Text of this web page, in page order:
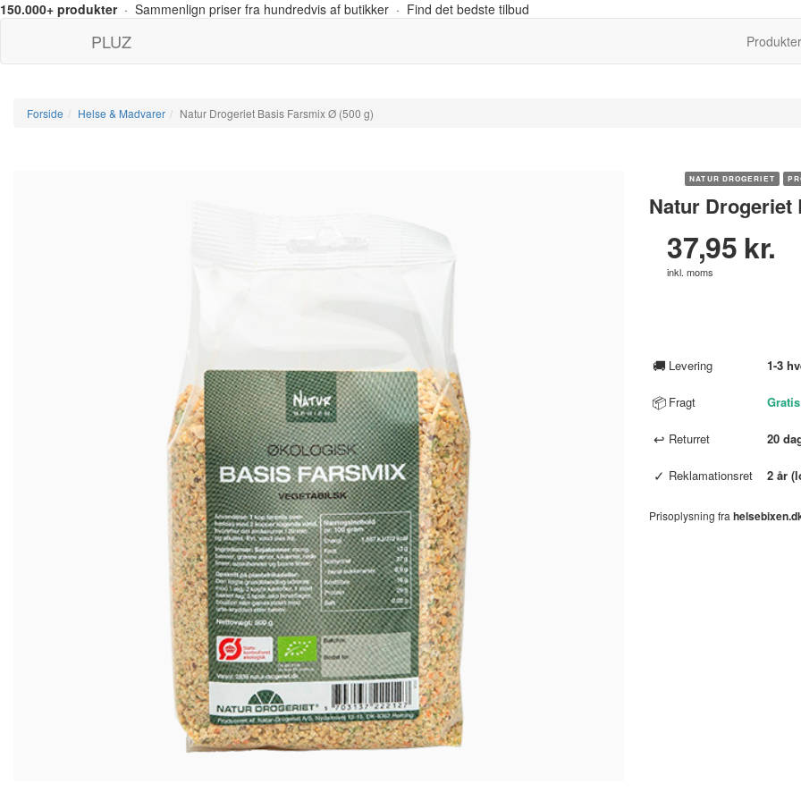
150.000+ produkter· Sammenlign priser fra hundredvis af butikker · Find det bedste tilbud
PLUZ Produkter
Forside Helse & Madvarer Natur Drogeriet Basis Farsmix Ø (500 g)
NATUR DROGERIET
Natur Drogeriet
37,95 kr.
inkl. moms
🚚 Levering 1-3
📦 Fragt Gratis
↩ Returret 20
✓ Reklamationsret 2 år
Prisoplysning fra